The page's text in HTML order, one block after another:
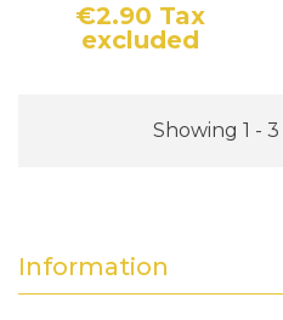
Information
Price
€2.90 Tax
excluded
Showing 1 -